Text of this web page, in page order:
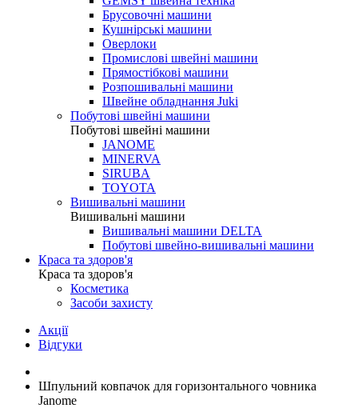
Брусовочні машини
Кушнірські машини
Оверлоки
Промислові швейні машини
Прямостібкові машини
Розпошивальні машини
Швейне обладнання Juki
Побутові швейні машини
Побутові швейні машини
JANOME
MINERVA
SIRUBA
TOYOTA
Вишивальні машини
Вишивальні машини
Вишивальні машини DELTA
Побутові швейно-вишивальні машини
Краса та здоров'я
Краса та здоров'я
Косметика
Засоби захисту
Акції
Відгуки
Шпульний ковпачок для горизонтального човника
Janome